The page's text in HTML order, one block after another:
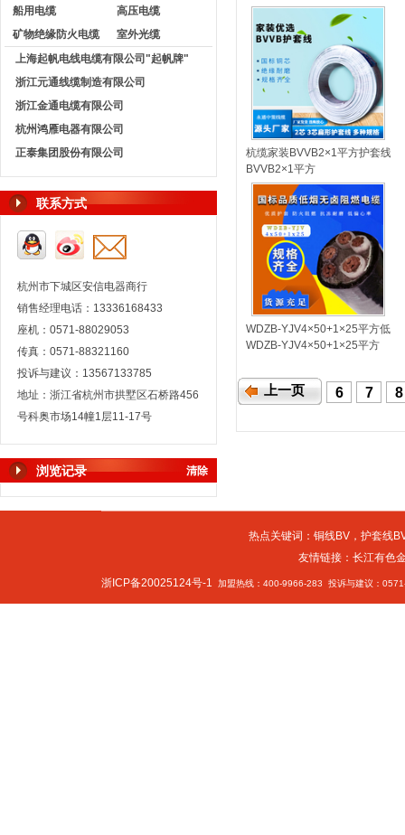
船用电缆
高压电缆
矿物绝缘防火电缆
室外光缆
上海起帆电线电缆有限公司"起帆牌"
浙江元通线缆制造有限公司
浙江金通电缆有限公司
杭州鸿雁电器有限公司
正泰集团股份有限公司
联系方式
杭州市下城区安信电器商行
销售经理电话：13336168433
座机：0571-88029053
传真：0571-88321160
投诉与建议：13567133785
地址：浙江省杭州市拱墅区石桥路456
号科奥市场14幢1层11-17号
浏览记录 清除
杭缆家装BVVB2×1平方护套线
BVVB2×1平方
WDZB-YJV4×50+1×25平方低
WDZB-YJV4×50+1×25平方
上一页 6 7 8
热点关键词： 铜线BV， 护套线
友情链接： 长江有色
浙ICP备20025124号-1 加盟热线：400-9966-283 投诉与建议：